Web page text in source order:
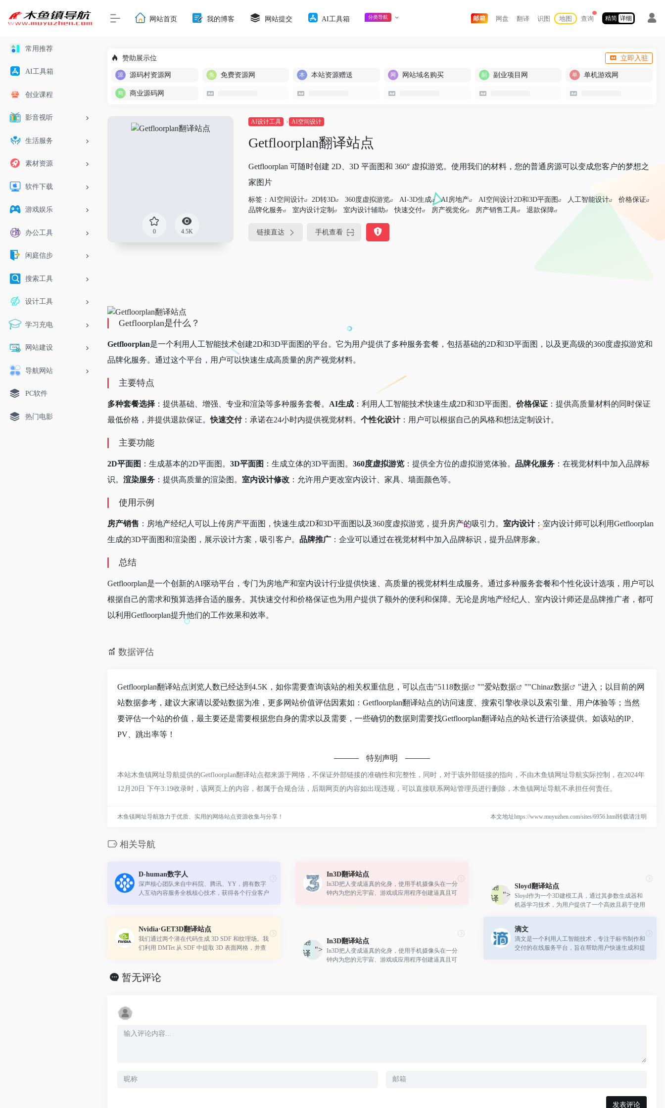
常用推荐
AI工具箱
创业课程
影音视听
生活服务
素材资源
软件下载
游戏娱乐
办公工具
闲庭信步
搜索工具
设计工具
学习充电
网站建设
导航网站
PC软件
热门电影
网站首页 我的博客 网站提交 AI工具箱 分类导航 邮箱 网盘 翻译 识图 地图 查询 精简 详细
赞助展示位 立即入驻
源码村资源网 免费资源网 本站资源赠送 网站域名购买 副业项目网 单机游戏网
商业源码网
0 4.5K
AI设计工具 AI空间设计
Getfloorplan翻译站点
Getfloorplan 可随时创建 2D、3D 平面图和 360° 虚拟游览。使用我们的材料，您的普通房源可以变成您客户的梦想之
家图片
标签： AI空间设计 2D转3D 360度虚拟游览 AI-3D生成 AI房地产 AI空间设计2D和3D平面图 人工智能设计
价格保证
品牌化服务
室内设计定制 室内设计辅助 快速交付 房产视觉化 房产销售工具 退款保障
链接直达 手机查看
Getfloorplan是什么？
Getfloorplan是一个利用人工智能技术创建2D和3D平面图的平台。它为用户提供了多种服务套餐，包括基础的2D和3D平面图，以及更高级的360度虚拟游览和
品牌化服务。通过这个平台，用户可以快速生成高质量的房产视觉材料。
主要特点
多种套餐选择 ：提供基础、增强、专业和渲染等多种服务套餐。 AI生成 ：利用人工智能技术快速生成2D和3D平面图。 价格保证 ：提供高质量材料的同时保证
最低价格，并提供退款保证。快速交付：承诺在24小时内提供视觉材料。 个性化设计：用户可以根据自己的风格和想法定制设计。
主要功能
2D平面图 ：生成基本的2D平面图。 3D平面图 ：生成立体的3D平面图。 360度虚拟游览 ：提供全方位的虚拟游览体验。 品牌化服务 ：在视觉材料中加入品牌标
识。 渲染服务 ：提供高质量的渲染图。 室内设计修改 ：允许用户更改室内设计、家具、墙面颜色等。
使用示例
房产销售 ：房地产经纪人可以上传房产平面图，快速生成2D和3D平面图以及360度虚拟游览，提升房产的吸引力。 室内设计：室内设计师可以利用Getfloorplan
生成的3D平面图和渲染图，展示设计方案，吸引客户。 品牌推广 ：企业可以通过在视觉材料中加入品牌标识，提升品牌形象。
总结
Getfloorplan是一个创新的AI驱动平台，专门为房地产和室内设计行业提供快速、高质量的视觉材料生成服务。通过多种服务套餐和个性化设计选项，用户可以
根据自己的需求和预算选择合适的服务。其快速交付和价格保证也为用户提供了额外的便利和保障。无论是房地产经纪人、室内设计师还是品牌推广者，都可
以利用Getfloorplan提升他们的工作效果和效率。
数据评估
Getfloorplan翻译站点浏览人数已经达到4.5K，如你需要查询该站的相关权重信息，可以点击"5118数据 ""爱站数据 ""Chinaz数据
"进入；以目前的网
站数据参考，建议大家请以爱站数据为准，更多网站价值评估因素如：Getfloorplan翻译站点的访问速度、搜索引擎收录以及索引量、用户体验等；当然
要评估一个站的价值，最主要还是需要根据您自身的需求以及需要，一些确切的数据则需要找Getfloorplan翻译站点的站长进行洽谈提供。如该站的IP、
PV、跳出率等！
特别声明
本站木鱼镇网址导航提供的Getfloorplan翻译站点都来源于网络，不保证外部链接的准确性和完整性，同时，对于该外部链接的指向，不由木鱼镇网址导航实际控制，在2024年
12月20日 下午3:19收录时，该网页上的内容，都属于合规合法，后期网页的内容如出现违规，可以直接联系网站管理员进行删除，木鱼镇网址导航不承担任何责任。
木鱼镇网址导航致力于优质、实用的网络站点资源收集与分享！ 本文地址https://www.muyuzhen.com/sites/6956.html转载请注明
相关导航
D-human数字人
深声核心团队来自中科院、腾讯、YY，拥有数字
人互动内容服务全栈核心技术，获得各个行业客户
In3D翻译站点
In3D把人变成逼真的化身，使用手机摄像头在一分
钟内为您的元宇宙、游戏或应用程序创建逼真且可
翻
译 ">
Sloyd 翻译站点
Sloyd作为一个3D建模工具，通过其参数生成器和
机器学习技术，为用户提供了一个高效且易于使用
Nvidia·GET3D翻译站点
我们通过两个潜在代码生成 3D SDF 和纹理场。我
们利用 DMTet 从 SDF 中提取 3D 表面网格，并查
翻
译 ">
In3D翻译站点
In3D把人变成逼真的化身，使用手机摄像头在一分
钟内为您的元宇宙、游戏或应用程序创建逼真且可
滴文
滴文是一个利用人工智能技术，专注于标书制作和
交付的在线服务平台，旨在帮助用户快速生成和提
暂无评论
发表评论